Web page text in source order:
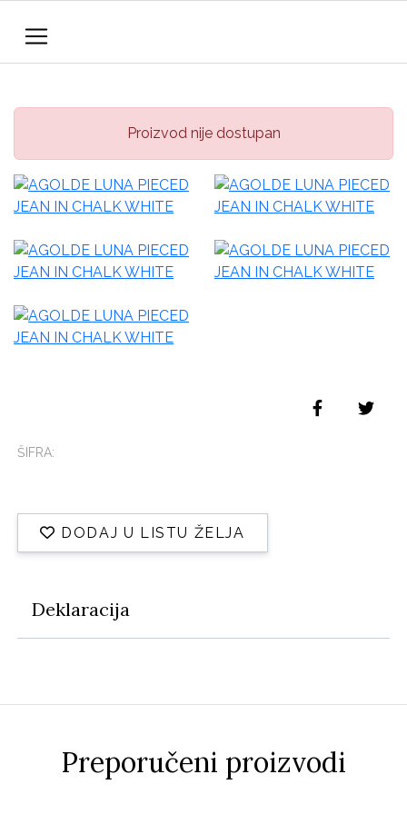
Proizvod nije dostupan
ŠIFRA:
DODAJ U LISTU ŽELJA
Deklaracija
Preporučeni proizvodi